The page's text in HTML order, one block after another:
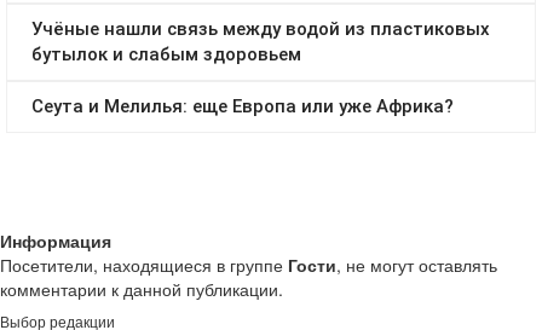
Информация
Посетители, находящиеся в группе Гости, не могут оставлять
комментарии к данной публикации.
Выбор редакции